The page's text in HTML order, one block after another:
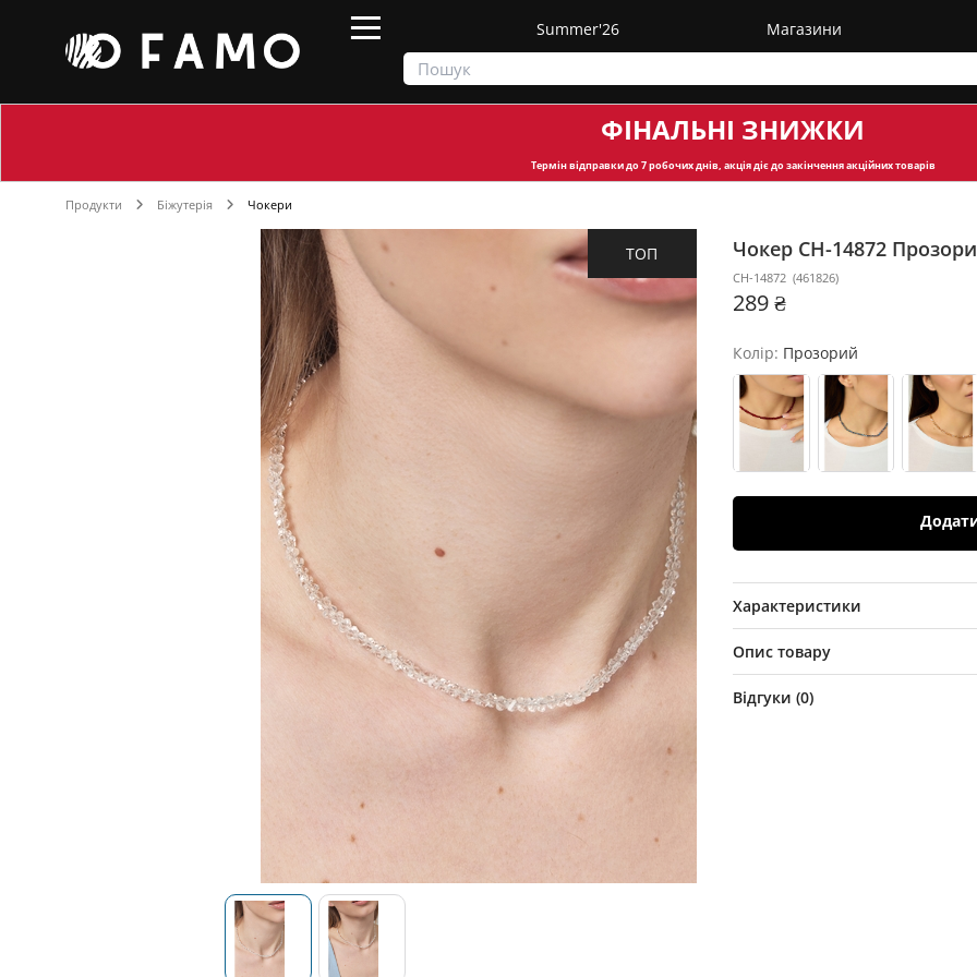
Summer'26 Магазини
ФІНАЛЬНІ ЗНИЖКИ
Термін відправкидо 7 робочих днів, акція діє до закінчення акційних товарів
Продукти Біжутерія Чокери
ТОП Чокер CH-14872
CH-14872 (461826)
289 ₴
Колір: Прозорий
Характеристики
Опис товару
Відгуки (0)